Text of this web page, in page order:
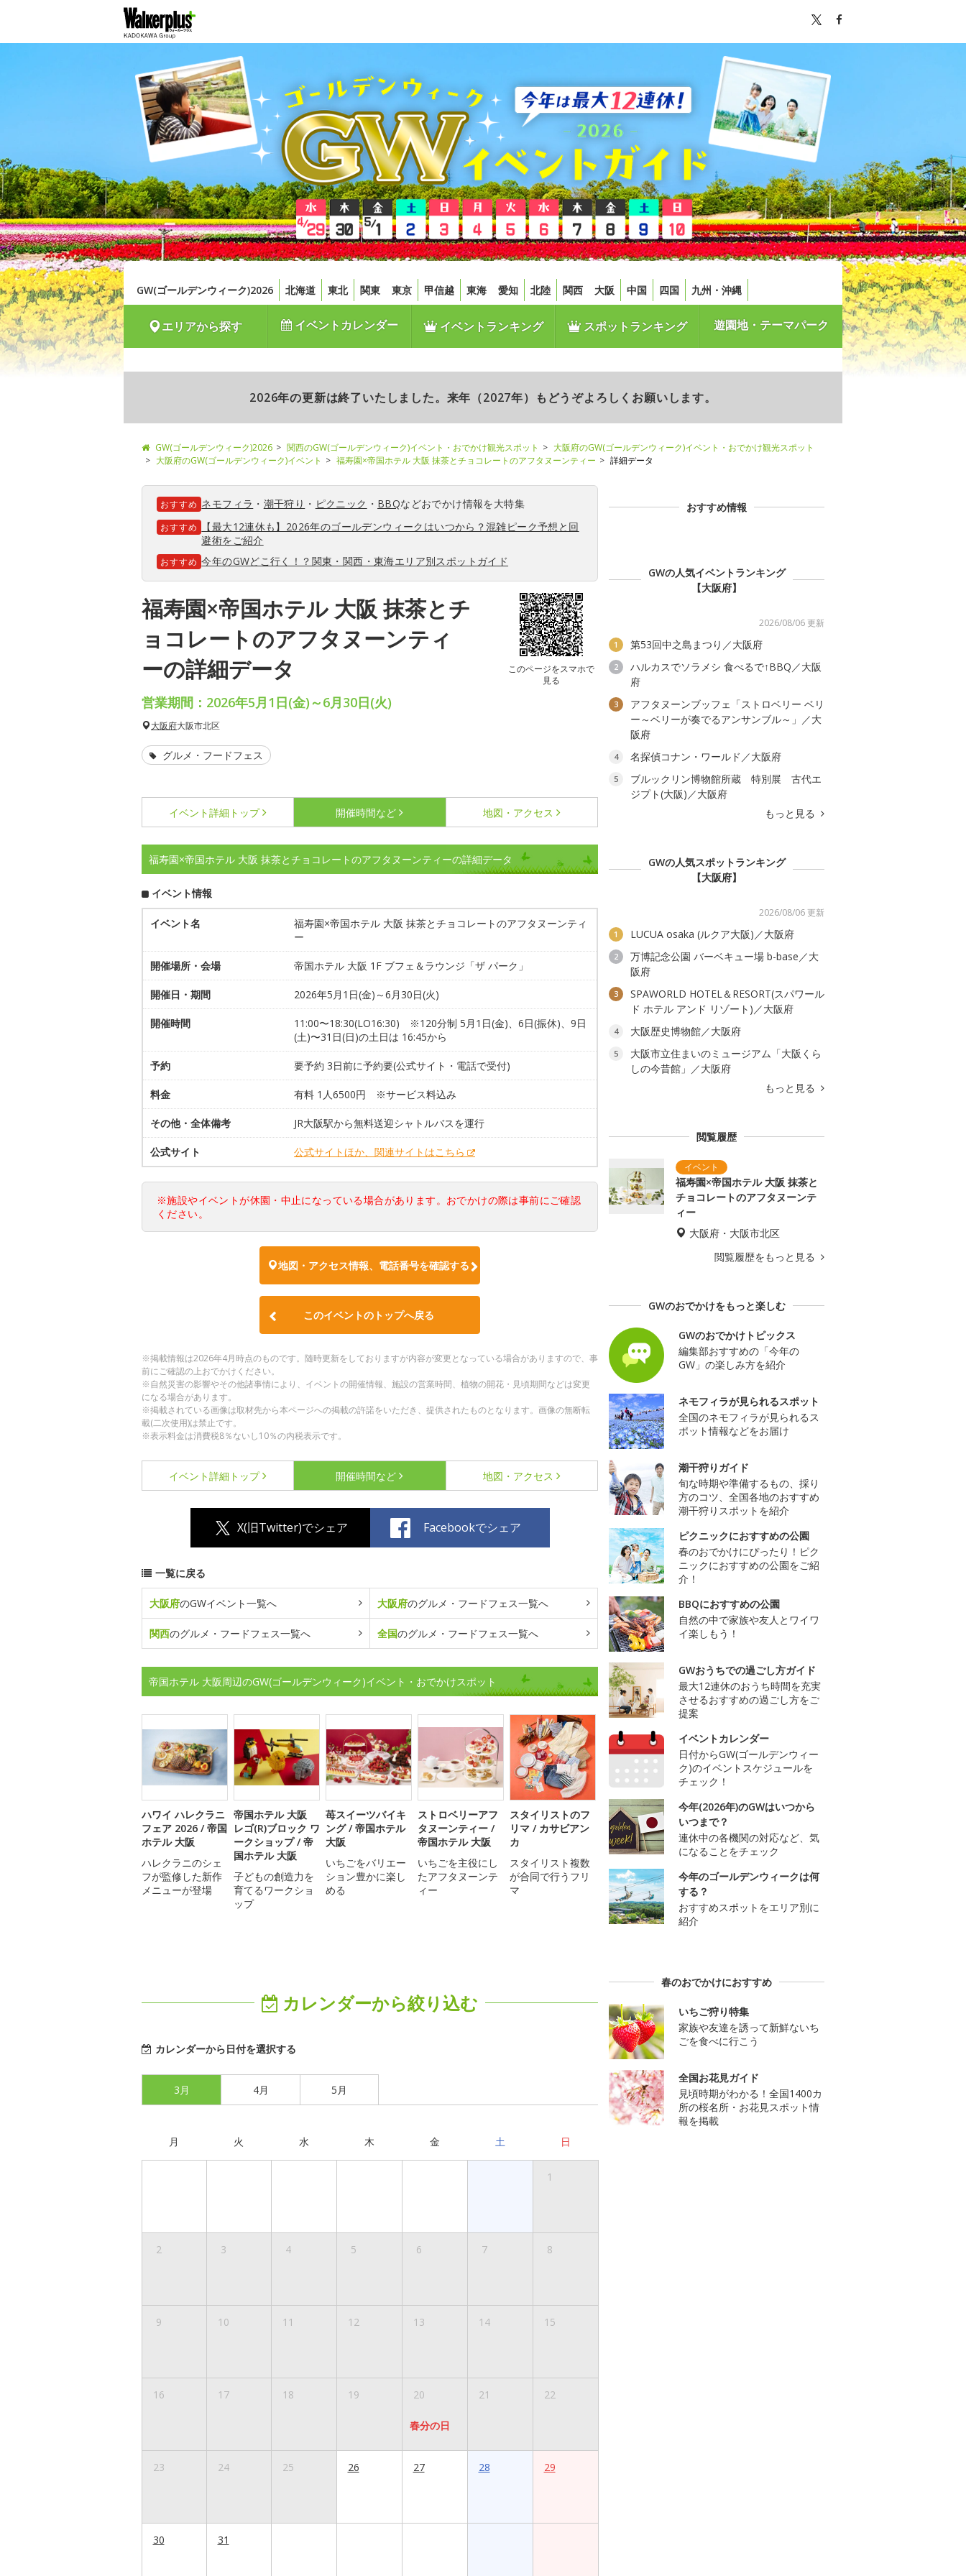
GW(ゴールデンウィーク)2026 北海道 東北 関東 東京 甲信越 東海 愛知 北陸 関西 大阪 中国 四国 九州・沖縄
エリアから探す イベントカレンダー イベントランキング スポットランキング 遊園地・テーマパーク
2026年の更新は終了いたしました。来年（2027年）もどうぞよろしくお願いします。
GW(ゴールデンウィーク)2026 関西のGW(ゴールデンウィーク)イベント・おでかけ観光スポット
大阪府のGW(ゴールデンウィーク)イベント・おでかけ観光スポット
大阪府のGW(ゴールデンウィーク)イベント
福寿園×帝国ホテル 大阪 抹茶とチョコレートのアフタヌーンティー 詳細データ
おすすめ ネモフィラ ・ 潮干狩り ・ ピクニック ・ BBQなどおでかけ情報を大特集
おすすめ
【最大12連休も】2026年のゴールデンウィークはいつから？混雑ピーク予想と回
避術をご紹介
おすすめ 今年のGWどこ行く！？関東・関西・東海エリア別スポットガイド
福寿園×帝国ホテル 大阪 抹茶とチ
ョコレートのアフタヌーンティ
ーの詳細データ
このページをスマホで
見る
営業期間：2026年5月1日(金)～6月30日(火)
大阪府大阪市北区
グルメ・フードフェス
イベント詳細 トップ 開催時間など 地図・アクセス
福寿園×帝国ホテル 大阪 抹茶とチョコレートのアフタヌーンティーの詳細データ
イベント情報
イベント名
福寿園×帝国ホテル 大阪 抹茶とチョコレートのアフタヌーンティ
ー
開催場所・会場 帝国ホテル 大阪 1F ブフェ＆ラウンジ「ザ パーク」
開催日・期間 2026年5月1日(金)～6月30日(火)
開催時間
11:00〜18:30(LO16:30) ※120分制 5月1日(金)、6日(振休)、9日
(土)〜31日(日)の土日は 16:45から
予約 要予約 3日前に予約要(公式サイト・電話で受付)
料金 有料 1人6500円 ※サービス料込み
その他・全体備考 JR大阪駅から無料送迎シャトルバスを運行
公式サイト 公式サイトほか、関連サイトはこちら
※施設やイベントが休園・中止になっている場合があります。おでかけの際は事前にご確認
ください。
地図・アクセス情報、電話番号を確認する
このイベントのトップへ戻る
※掲載情報は2026年4月時点のものです。随時更新をしておりますが内容が変更となっている場合がありますので、事
前にご確認の上おでかけください。
※自然災害の影響やその他諸事情により、イベントの開催情報、施設の営業時間、植物の開花・見頃期間などは変更
になる場合があります。
※掲載されている画像は取材先から本ページへの掲載の許諾をいただき、提供されたものとなります。画像の無断転
載(二次使用)は禁止です。
※表示料金は消費税8％ないし10％の内税表示です。
イベント詳細 トップ 開催時間など 地図・アクセス
X(旧Twitter)でシェア Facebookでシェア
一覧に戻る
大阪府のGWイベント一覧へ 大阪府のグルメ・フードフェス一覧へ
関西のグルメ・フードフェス一覧へ 全国のグルメ・フードフェス一覧へ
帝国ホテル 大阪周辺のGW(ゴールデンウィーク)イベント・おでかけスポット
ハワイ ハレクラニ
フェア 2026 / 帝国
ホテル 大阪
ハレクラニのシェ
フが監修した新作
メニューが登場
帝国ホテル 大阪
レゴ(R)ブロック ワ
ークショップ / 帝
国ホテル 大阪
子どもの創造力を
育てるワークショ
ップ
苺スイーツバイキ
ング / 帝国ホテル
大阪
いちごをバリエー
ション豊かに楽し
める
ストロベリーアフ
タヌーンティー /
帝国ホテル 大阪
いちごを主役にし
たアフタヌーンテ
ィー
スタイリストのフ
リマ / カサビアン
カ
スタイリスト複数
が合同で行うフリ
マ
カレンダーから絞り込む
カレンダーから日付を選択する
3月 4月 5月
月 火 水 木 金 土 日
1
2 3 4 5 6 7 8
9 10 11 12 13 14 15
16 17 18 19 20
春分の日
21 22
23 24 25 26 27 28 29
30 31
おすすめ情報
GWの人気イベントランキング
【大阪府】
2026/08/06 更新
1 第53回中之島まつり／大阪府
2
ハルカスでソラメシ 食べるで↑BBQ／大阪
府
3
アフタヌーンブッフェ「ストロベリー ベリ
ー～ベリーが奏でるアンサンブル～」／大
阪府
4 名探偵コナン・ワールド／大阪府
5
ブルックリン博物館所蔵 特別展 古代エ
ジプト(大阪)／大阪府
もっと見る
GWの人気スポットランキング
【大阪府】
2026/08/06 更新
1 LUCUA osaka (ルクア大阪)／大阪府
2
万博記念公園 バーベキュー場 b-base／大
阪府
3
SPAWORLD HOTEL＆RESORT(スパワール
ド ホテル アンド リゾート)／大阪府
4 大阪歴史博物館／大阪府
5
大阪市立住まいのミュージアム「大阪くら
しの今昔館」／大阪府
もっと見る
閲覧履歴
福寿園×帝国ホテル 大阪 抹茶と
チョコレートのアフタヌーンテ
ィー
大阪府・大阪市北区
閲覧履歴をもっと見る
GWのおでかけをもっと楽しむ
GWのおでかけトピックス
編集部おすすめの「今年の
GW」の楽しみ方を紹介
ネモフィラが見られるスポット
全国のネモフィラが見られるス
ポット情報などをお届け
潮干狩りガイド
旬な時期や準備するもの、採り
方のコツ、全国各地のおすすめ
潮干狩りスポットを紹介
ピクニックにおすすめの公園
春のおでかけにぴったり！ピク
ニックにおすすめの公園をご紹
介！
BBQにおすすめの公園
自然の中で家族や友人とワイワ
イ楽しもう！
GWおうちでの過ごし方ガイド
最大12連休のおうち時間を充実
させるおすすめの過ごし方をご
提案
イベントカレンダー
日付からGW(ゴールデンウィー
ク)のイベントスケジュールを
チェック！
今年(2026年)のGWはいつから
いつまで？
連休中の各機関の対応など、気
になることをチェック
今年のゴールデンウィークは何
する？
おすすめスポットをエリア別に
紹介
春のおでかけにおすすめ
いちご狩り特集
家族や友達を誘って新鮮ないち
ごを食べに行こう
全国お花見ガイド
見頃時期がわかる！全国1400カ
所の桜名所・お花見スポット情
報を掲載